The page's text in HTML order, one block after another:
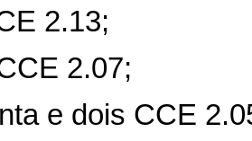
2.13;
2.07;
e dois CCE